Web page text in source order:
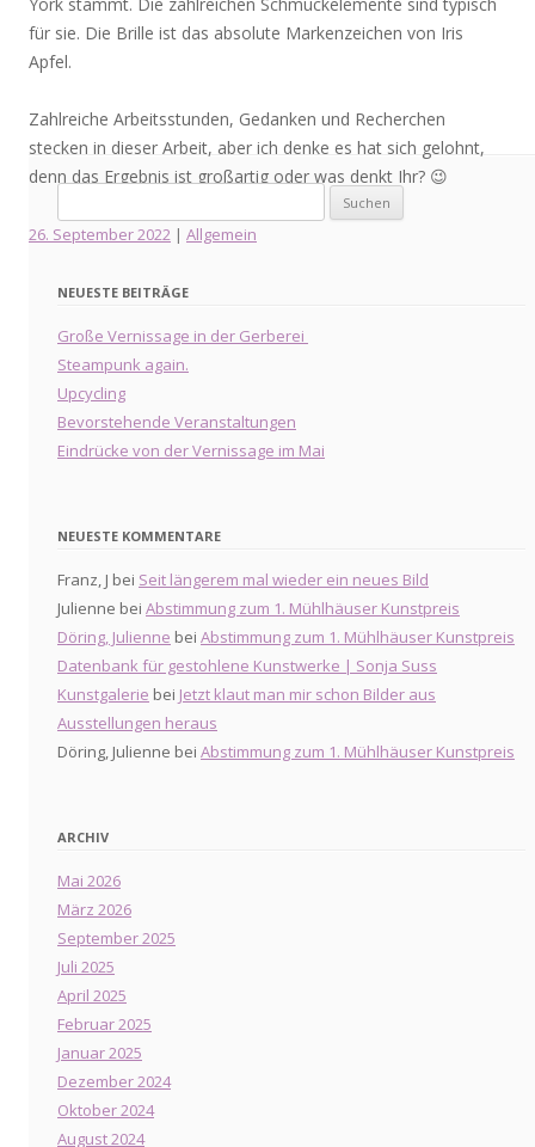
für sie. Die Brille ist das absolute Markenzeichen von Iris
Apfel.
Zahlreiche Arbeitsstunden, Gedanken und Recherchen
stecken in dieser Arbeit, aber ich denke es hat sich gelohnt,
denn das Ergebnis ist großartig oder was denkt Ihr? 😉
26. September 2022 | Allgemein
nach:
NEUESTE BEITRÄGE
Große Vernissage in der Gerberei
Steampunk again.
Upcycling
Bevorstehende Veranstaltungen
Eindrücke von der Vernissage im Mai
NEUESTE KOMMENTARE
Franz, J bei Seit längerem mal wieder ein neues Bild
Julienne bei Abstimmung zum 1. Mühlhäuser Kunstpreis
Döring, Julienne bei Abstimmung zum 1. Mühlhäuser Kunstpreis
Datenbank für gestohlene Kunstwerke | Sonja Suss
Kunstgalerie bei Jetzt klaut man mir schon Bilder aus
Ausstellungen heraus
Döring, Julienne bei Abstimmung zum 1. Mühlhäuser Kunstpreis
ARCHIV
Mai 2026
März 2026
September 2025
Juli 2025
April 2025
Februar 2025
Januar 2025
Dezember 2024
Oktober 2024
August 2024